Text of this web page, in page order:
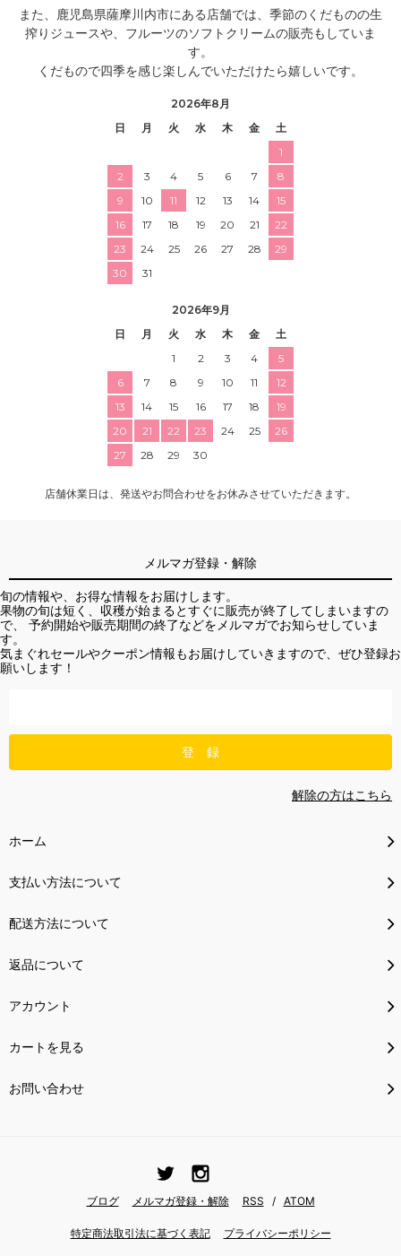
また、鹿児島県薩摩川内市にある店舗では、季節のくだものの生
搾りジュースや、フルーツのソフトクリームの販売もしていま
す。
くだもので四季を感じ楽しんでいただけたら嬉しいです。
2026年8月
日
月 火 水 木 金
土
1
2
3 4 5 6 7
8
9
10 11 12 13 14
15
16
17 18 19 20 21
22
23
24 25 26 27 28
29
30
31
2026年9月
日
月 火 水 木 金
土
1
2 3 4
5
6
7 8 9 10 11
12
13
14 15 16 17 18
19
20
21 22 23 24 25
26
27
28 29 30
店舗休業日は、発送やお問合わせをお休みさせていただきます。
メルマガ登録・解除
旬の情報や、お得な情報をお届けします。
果物の旬は短く、収穫が始まるとすぐに販売が終了してしまいますの
で、 予約開始や販売期間の終了などをメルマガでお知らせしていま
す。
気まぐれセールやクーポン情報もお届けしていきますので、ぜひ登録お
願いします！
解除の方はこちら
ホーム
支払い方法について
配送方法について
返品について
アカウント
カートを見る
お問い合わせ
ブログ メルマガ登録・解除 RSS / ATOM
特定商法取引法に基づく表記 プライバシーポリシー